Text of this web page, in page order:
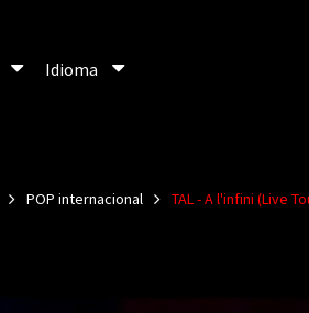
Idioma
Idioma
POP internacional TAL - A l'infini (Live